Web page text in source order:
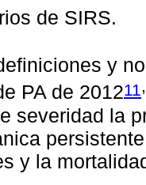
de SIRS.
y
PA de 201211 ,
severidad la
y la